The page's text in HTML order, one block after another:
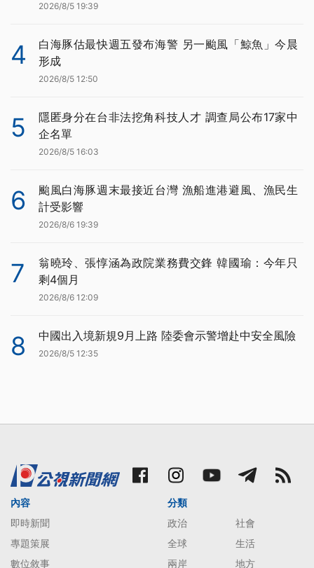
2026/8/5 19:39
4
白海豚估最快週五發布海警 另一颱風「鯨魚」今晨
形成
2026/8/5 12:50
5
隱匿身分在台非法挖角科技人才 調查局公布17家中
企名單
2026/8/5 16:03
6
颱風白海豚週末最接近台灣 漁船進港避風、漁民生
計受影響
2026/8/6 19:39
7
翁曉玲、張惇涵為政院業務費交鋒 韓國瑜：今年只
剩4個月
2026/8/6 12:09
8 中國出入境新規9月上路 陸委會示警增赴中安全風險
2026/8/5 12:35
內容
即時新聞
專題策展
數位敘事
分類
政治
社會
全球
生活
兩岸
地方